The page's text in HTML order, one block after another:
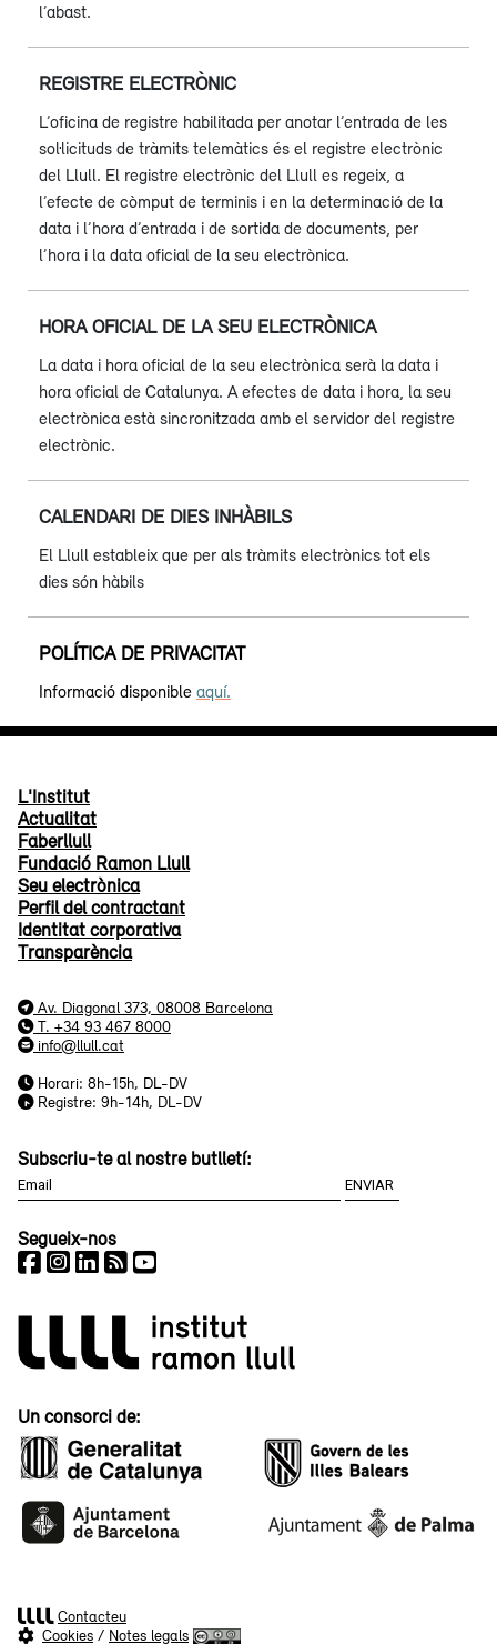
l’abast.
REGISTRE ELECTRÒNIC
L’oficina de registre habilitada per anotar l’entrada de les
sol·licituds de tràmits telemàtics és el registre electrònic
del Llull. El registre electrònic del Llull es regeix, a
l’efecte de còmput de terminis i en la determinació de la
data i l’hora d’entrada i de sortida de documents, per
l’hora i la data oficial de la seu electrònica.
HORA OFICIAL DE LA SEU ELECTRÒNICA
La data i hora oficial de la seu electrònica serà la data i
hora oficial de Catalunya. A efectes de data i hora, la seu
electrònica està sincronitzada amb el servidor del registre
electrònic.
CALENDARI DE DIES INHÀBILS
El Llull estableix que per als tràmits electrònics tot els
dies són hàbils
POLÍTICA DE PRIVACITAT
Informació disponible aquí.
L'Institut
Actualitat
Faberllull
Fundació Ramon Llull
Seu electrònica
Perfil del contractant
Identitat corporativa
Transparència
Av. Diagonal 373, 08008 Barcelona
T. +34 93 467 8000
info@llull.cat
Horari: 8h-15h, DL-DV
Registre: 9h-14h, DL-DV
Subscriu-te al nostre butlletí:
Segueix-nos
Un consorci de:
Contacteu
Cookies / Notes legals